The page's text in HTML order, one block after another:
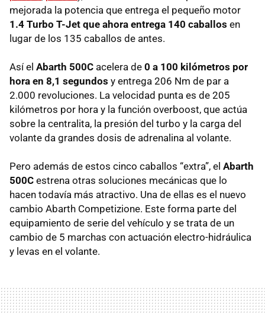
mejorada la potencia que entrega el pequeño motor
1.4 Turbo T-Jet que ahora entrega 140 caballos en
lugar de los 135 caballos de antes.
Así el Abarth 500C acelera de 0 a 100 kilómetros por
hora en 8,1 segundos y entrega 206 Nm de par a
2.000 revoluciones. La velocidad punta es de 205
kilómetros por hora y la función overboost, que actúa
sobre la centralita, la presión del turbo y la carga del
volante da grandes dosis de adrenalina al volante.
Pero además de estos cinco caballos “extra”, el Abarth
500C estrena otras soluciones mecánicas que lo
hacen todavía más atractivo. Una de ellas es el nuevo
cambio Abarth Competizione. Este forma parte del
equipamiento de serie del vehículo y se trata de un
cambio de 5 marchas con actuación electro-hidráulica
y levas en el volante.